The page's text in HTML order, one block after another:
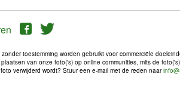
toestemming worden gebruikt voor commerciële
van onze foto('s) op online communities, mits de
verwijderd wordt? Stuur een e-mail met de reden naar